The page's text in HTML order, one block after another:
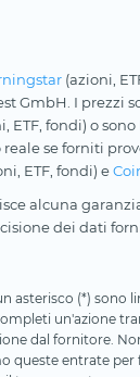
(azioni,
GmbH. I prezzi
fondi) o sono
se forniti
ETF, fondi) e
alcuna
dei dati
asterisco (*) sono
un'azione
dal fornitore.
queste entrate per